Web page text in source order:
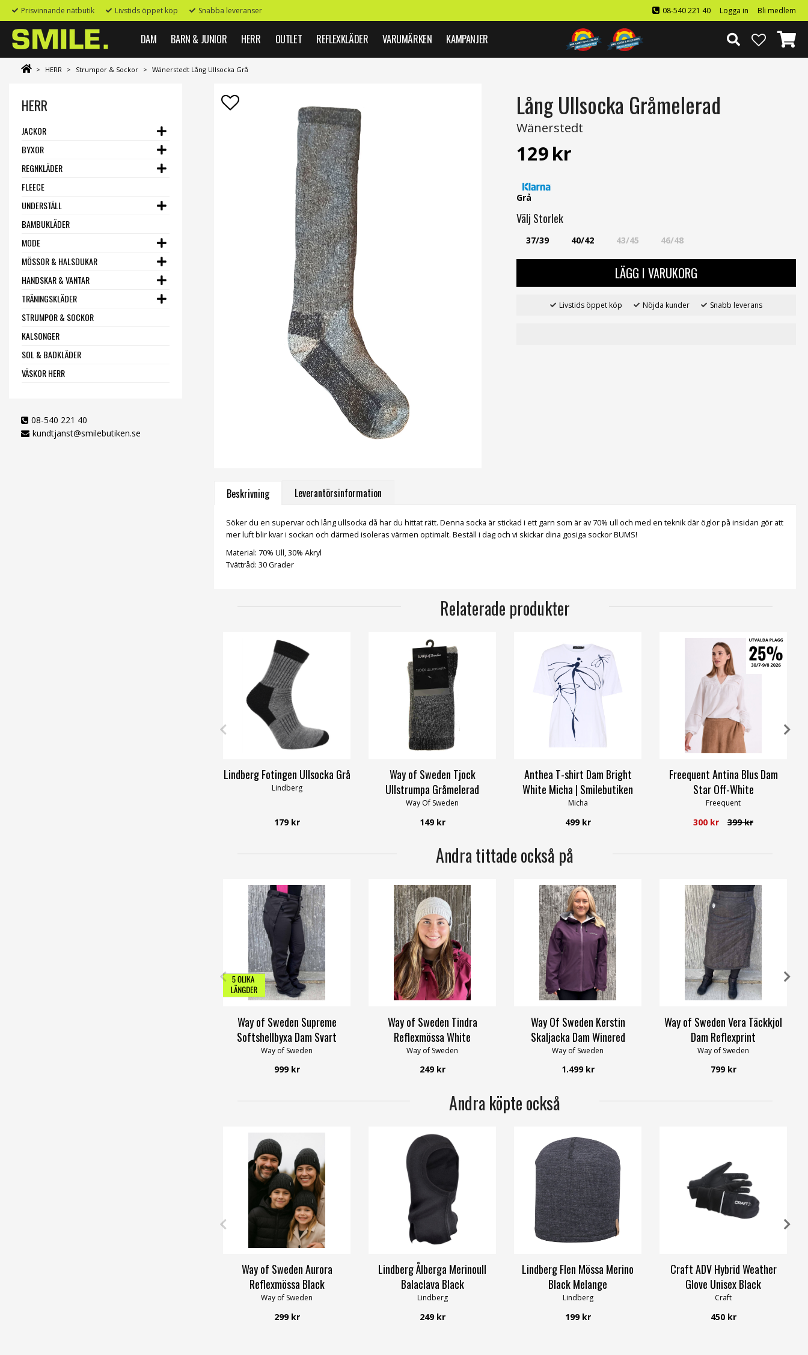
Prisvinnande nätbutik Livstids öppet köp Snabba leveranser 08-540 221 40 Logga in Bli medlem
DAM BARN & JUNIOR HERR OUTLET REFLEXKLÄDER VARUMÄRKEN KAMPANJER
> HERR > Strumpor & Sockor > Wänerstedt Lång Ullsocka Grå
HERR
JACKOR
BYXOR
REGNKLÄDER
FLEECE
UNDERSTÄLL
BAMBUKLÄDER
MODE
MÖSSOR & HALSDUKAR
HANDSKAR & VANTAR
TRÄNINGSKLÄDER
STRUMPOR & SOCKOR
KALSONGER
SOL & BADKLÄDER
VÄSKOR HERR
08-540 221 40
kundtjanst@smilebutiken.se
Lång Ullsocka Gråmelerad
Wänerstedt
129kr
Grå
Välj Storlek
37/39 40/42 43/45 46/48
LÄGG I VARUKORG
Livstids öppet köp Nöjda kunder Snabb leverans
Beskrivning Leverantörsinformation
Söker du en supervar och lång ullsocka då har du hittat rätt. Denna socka är stickad i ett garn som är av 70% ull och med en teknik där öglor på insidan gör att
mer luft blir kvar i sockan och därmed isoleras värmen optimalt. Beställ i dag och vi skickar dina gosiga sockor BUMS!
Material: 70% Ull, 30% Akryl
Tvättråd: 30 Grader
Relaterade produkter
Lindberg Fotingen Ullsocka Grå
Lindberg
179 kr
Way of Sweden Tjock
Ullstrumpa Gråmelerad
Way Of Sweden
149 kr
Anthea T-shirt Dam Bright
White Micha | Smilebutiken
Micha
499 kr
Freequent Antina Blus Dam
Star Off-White
Freequent
300 kr 399 kr
Andra tittade också på
Way of Sweden Supreme
Softshellbyxa Dam Svart
Way of Sweden
999 kr
Way of Sweden Tindra
Reflexmössa White
Way of Sweden
249 kr
Way Of Sweden Kerstin
Skaljacka Dam Winered
Way of Sweden
1.499 kr
Way of Sweden Vera Täckkjol
Dam Reflexprint
Way of Sweden
799 kr
Andra köpte också
Way of Sweden Aurora
Reflexmössa Black
Way of Sweden
299 kr
Lindberg Ålberga Merinoull
Balaclava Black
Lindberg
249 kr
Lindberg Flen Mössa Merino
Black Melange
Lindberg
199 kr
Craft ADV Hybrid Weather
Glove Unisex Black
Craft
450 kr